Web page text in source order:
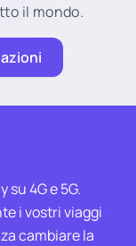
il mondo.
su 4G e 5G.
i vostri viaggi
cambiare la